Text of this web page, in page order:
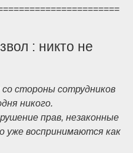
: никто не
стороны сотрудников
никого.
прав, незаконные
уже воспринимаются как